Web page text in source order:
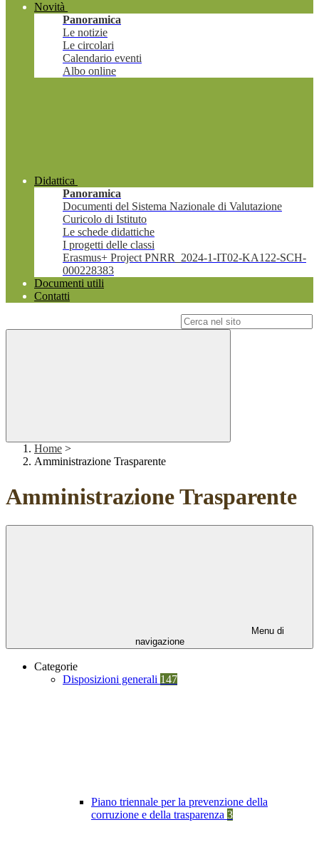
Novità
Panoramica
Le notizie
Le circolari
Calendario eventi
Albo online
Didattica
Panoramica
Documenti del Sistema Nazionale di Valutazione
Curicolo di Istituto
Le schede didattiche
I progetti delle classi
Erasmus+ Project PNRR_2024-1-IT02-KA122-SCH-
000228383
Documenti utili
Contatti
Home >
Amministrazione Trasparente
Amministrazione Trasparente
Menu di
navigazione
Categorie
Disposizioni generali 147
Piano triennale per la prevenzione della
corruzione e della trasparenza 3